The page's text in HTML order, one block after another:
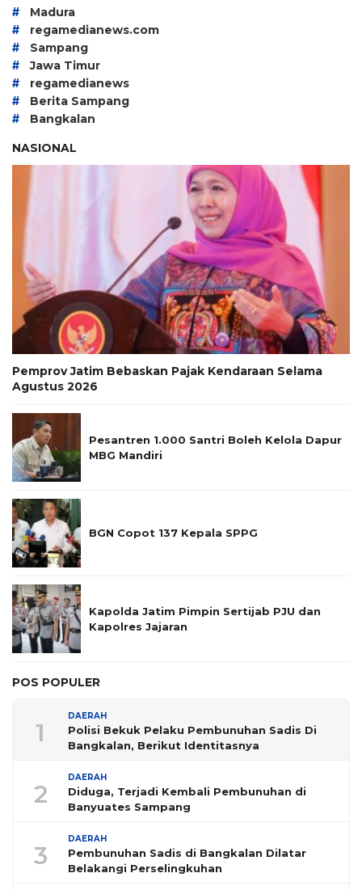
# Madura
# regamedianews.com
# Sampang
# Jawa Timur
# regamedianews
# Berita Sampang
#
Bangkalan
NASIONAL
Pemprov Jatim Bebaskan Pajak Kendaraan Selama
Agustus 2026
Pesantren 1.000 Santri Boleh Kelola Dapur
MBG Mandiri
BGN Copot 137 Kepala SPPG
Kapolda Jatim Pimpin Sertijab PJU dan
Kapolres Jajaran
POS POPULER
1
DAERAH
Polisi Bekuk Pelaku Pembunuhan Sadis Di
Bangkalan, Berikut Identitasnya
2
DAERAH
Diduga, Terjadi Kembali Pembunuhan di
Banyuates Sampang
3
DAERAH
Pembunuhan Sadis di Bangkalan Dilatar
Belakangi Perselingkuhan